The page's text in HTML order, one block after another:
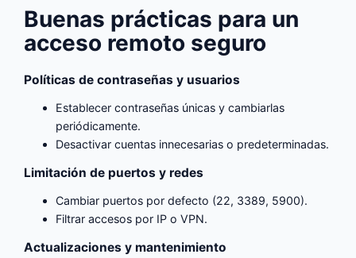
Buenas prácticas para un
acceso remoto seguro
Políticas de contraseñas y usuarios
Establecer contraseñas únicas y cambiarlas
periódicamente.
Desactivar cuentas innecesarias o predeterminadas.
Limitación de puertos y redes
Cambiar puertos por defecto (22, 3389, 5900).
Filtrar accesos por IP o VPN.
Actualizaciones y mantenimiento